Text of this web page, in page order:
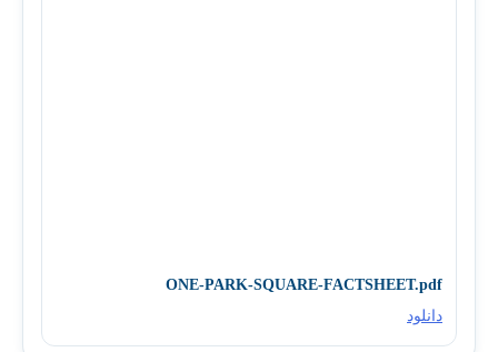
ONE-PARK-SQUARE-FACTSHEET.pdf
دانلود